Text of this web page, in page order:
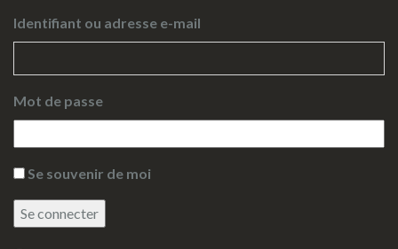
Identifiant ou adresse e-mail
Mot de passe
Se souvenir de moi
Se connecter